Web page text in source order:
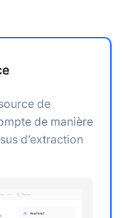
de
de manière
d’extraction